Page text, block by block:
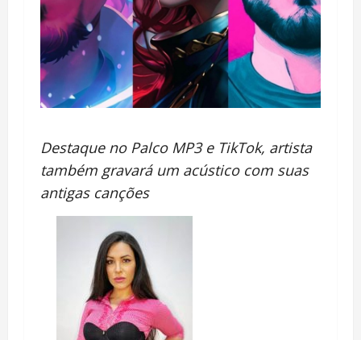
Destaque no Palco MP3 e TikTok, artista
também gravará um acústico com suas
antigas canções